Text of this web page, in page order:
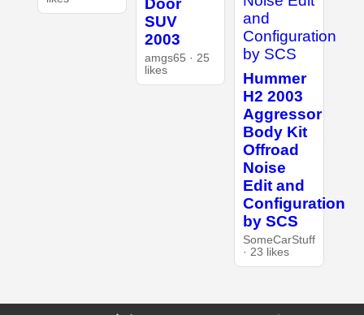
SUV
2003
amgs65 · 25
likes
Hummer
H2 2003
Aggressor
Body Kit
Offroad
Noise
Edit and
Configuration
by SCS
SomeCarStuff
· 23 likes